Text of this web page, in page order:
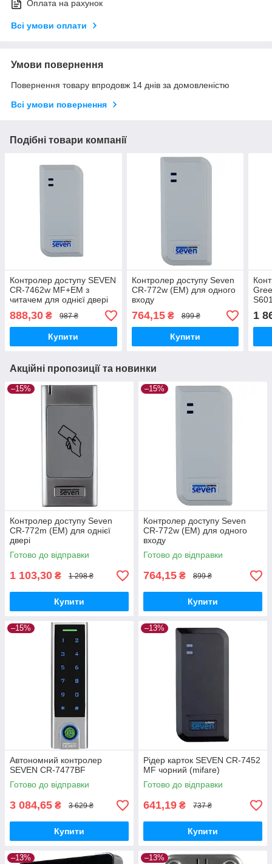
Оплата на рахунок
Всі умови оплати
Умови повернення
Повернення товару впродовж 14 днів за домовленістю
Всі умови повернення
Подібні товари компанії
Контролер доступу SEVEN
CR-7462w MF+EM з
читачем для однієї двері
888,30 ₴ 987 ₴
Купити
Контролер доступу Seven
CR-772w (EM) для одного
входу
764,15₴ 899 ₴
Купити
1
Акційні пропозиції та новинки
–15%
Контролер доступу Seven
CR-772m (EM) для однієї
двері
Готово до відправки
1 103,30 ₴ 1 298 ₴
Купити
–15%
Контролер доступу Seven
CR-772w (EM) для одного
входу
Готово до відправки
764,15 ₴ 899 ₴
Купити
–15%
Автономний контролер
SEVEN CR-7477BF
Готово до відправки
3 084,65 ₴ 3 629 ₴
Купити
–13%
Рідер карток SEVEN CR-7452
MF чорний (mifare)
Готово до відправки
641,19 ₴ 737 ₴
Купити
–13% –13%